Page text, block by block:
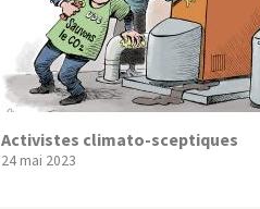
Activistes climato-sceptiques
24 mai 2023